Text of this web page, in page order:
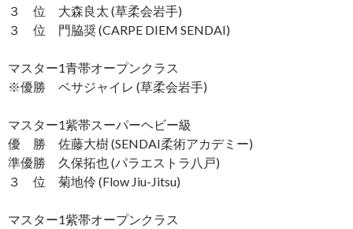
３ 位 大森良太 (草柔会岩手)
３ 位 門脇奨 (CARPE DIEM SENDAI)
マスター1青帯オープンクラス
※優勝 ベサジャイレ (草柔会岩手)
マスター1紫帯スーパーヘビー級
優 勝 佐藤大樹 (SENDAI柔術アカデミー)
準優勝 久保拓也 (パラエストラ八戸)
３ 位 菊地伶 (Flow Jiu-Jitsu)
マスター1紫帯オープンクラス